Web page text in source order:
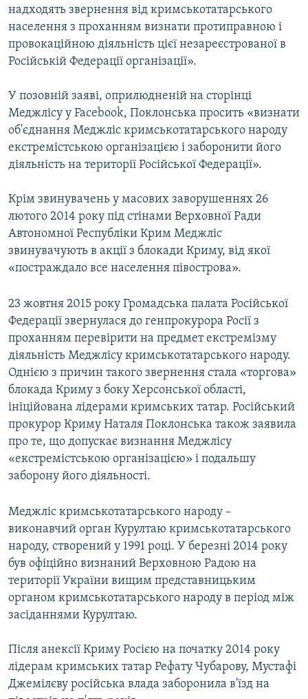
надходять звернення від кримськотатарського
населення з проханням визнати протиправною і
провокаційною діяльність цієї незареєстрованої в
Російській Федерації організації».
У позовній заяві, оприлюдненій на сторінці
Меджлісу у Facebook, Поклонська просить «визнати
об'єднання Меджліс кримськотатарського народу
екстремістською організацією і заборонити його
діяльність на території Російської Федерації».
Крім звинувачень у масових заворушеннях 26
лютого 2014 року під стінами Верховної Ради
Автономної Республіки Крим Меджліс
звинувачують в акції з блокади Криму, від якої
«постраждало все населення півострова».
23 жовтня 2015 року Громадська палата Російської
Федерації звернулася до генпрокурора Росії з
проханням перевірити на предмет екстремізму
діяльність Меджлісу кримськотатарського народу.
Однією з причин такого звернення стала «торгова»
блокада Криму з боку Херсонської області,
ініційована лідерами кримських татар. Російський
прокурор Криму Наталя Поклонська також заявила
про те, що допускає визнання Меджлісу
«екстремістською організацією» і подальшу
заборону його діяльності.
Меджліс кримськотатарського народу –
виконавчий орган Курултаю кримськотатарського
народу, створений у 1991 році. У березні 2014 року
був офіційно визнаний Верховною Радою на
території України вищим представницьким
органом кримськотатарського народу в період між
засіданнями Курултаю.
Після анексії Криму Росією на початку 2014 року
лідерам кримських татар Рефату Чубарову, Мустафі
Джемілєву російська влада заборонила в'їзд на